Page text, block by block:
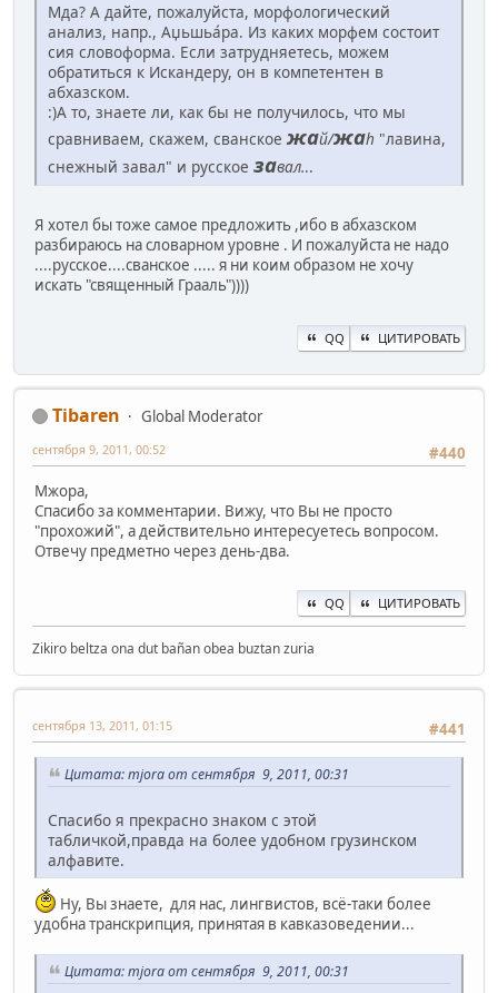
Мда? А дайте, пожалуйста, морфологический
анализ, напр., Аџьшьа́ра. Из каких морфем состоит
сия словоформа. Если затрудняетесь, можем
обратиться к Искандеру, он в компетентен в
абхазском.
:)А то, знаете ли, как бы не получилось, что мы
сравниваем, скажем, сванское жай/жаh "лавина,
снежный завал" и русское завал...
Я хотел бы тоже самое предложить ,ибо в абхазском
разбираюсь на словарном уровне . И пожалуйста не надо
....русское....сванское ..... я ни коим образом не хочу
искать "священный Грааль"))))
QQ ЦИТИРОВАТЬ
Tibaren
Global Moderator
#440
сентября 9, 2011, 00:52
Мжора,
Спасибо за комментарии. Вижу, что Вы не просто
"прохожий", а действительно интересуетесь вопросом.
Отвечу предметно через день-два.
QQ ЦИТИРОВАТЬ
Zikiro beltza ona dut bañan obea buztan zuria
#441
сентября 13, 2011, 01:15
Цитата: mjora от сентября 9, 2011, 00:31
Спасибо я прекрасно знаком с этой
табличкой,правда на более удобном грузинском
алфавите.
Ну, Вы знаете, для нас, лингвистов, всё-таки более
удобна транскрипция, принятая в кавказоведении...
Цитата: mjora от сентября 9, 2011, 00:31